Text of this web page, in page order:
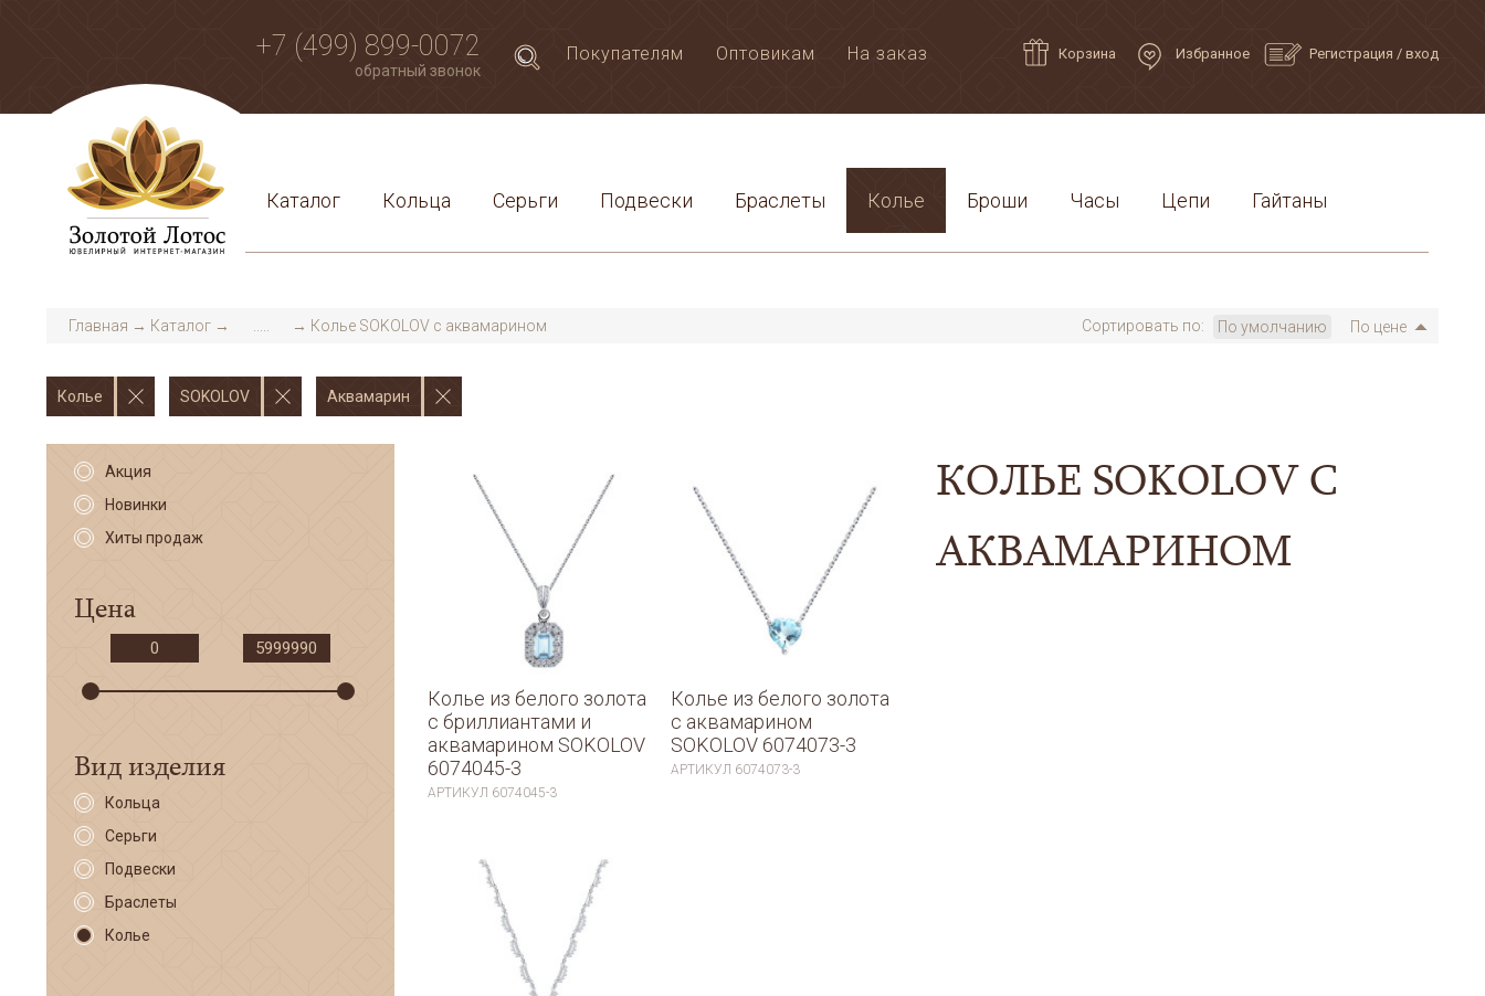
+7 (499) 899-0072
обратный звонок
Покупателям Оптовикам На заказ Корзина Избранное Регистрация / вход
Каталог Кольца Серьги Подвески Браслеты Колье Броши Часы Цепи Гайтаны
Главная → Каталог → → Колье SOKOLOV с аквамарином Сортировать по: По умолчанию По цене
Колье SOKOLOV Аквамарин
Акция
Новинки
Хиты продаж
Цена
Вид изделия
Кольца
Серьги
Подвески
Браслеты
Колье
КОЛЬЕ SOKOLOV С
АКВАМАРИНОМ
Колье из белого золота
с бриллиантами и
аквамарином SOKOLOV
6074045-3
АРТИКУЛ 6074045-3
Колье из белого золота
с аквамарином
SOKOLOV 6074073-3
АРТИКУЛ 6074073-3